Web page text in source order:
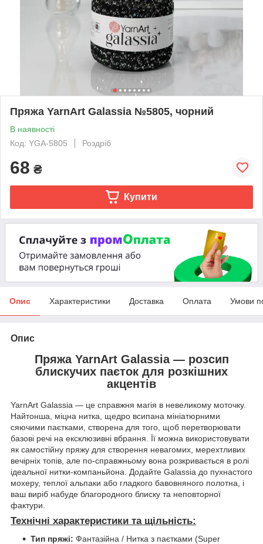
Пряжа YarnArt Galassia №5805, чорний
В наявності
Код: YGA-5805
Роздріб
68 ₴
Купити
Опис Характеристики Доставка Оплата Умови
Опис
Пряжа YarnArt Galassia — розсип
блискучих паєток для розкішних
акцентів
YarnArt Galassia — це справжня магія в невеликому моточку.
Найтонша, міцна нитка, щедро всипана мініатюрними
сяючими паєтками, створена для того, щоб перетворювати
базові речі на ексклюзивні вбрання. Її можна використовувати
як самостійну пряжу для створення невагомих, мерехтливих
вечірніх топів, але по-справжньому вона розкривається в ролі
ідеальної нитки-компаньйона. Додайте Galassia до пухнастого
мохеру, теплої альпаки або гладкого бавовняного полотна, і
ваш виріб набуде благородного блиску та неповторної
фактури.
Технічні характеристики та щільність:
Тип пряжі: Фантазійна / Нитка з паєтками (Super